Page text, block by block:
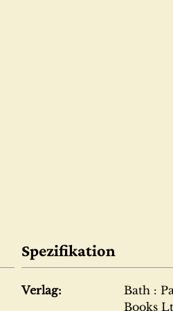
Spezifikation
Verlag:
Bath :
Books